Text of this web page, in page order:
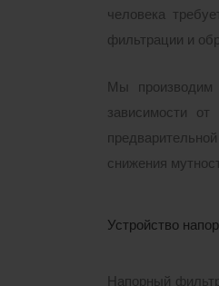
человека
фильтрации и
Мы производим
зависимости
снижения
Устройство
Напорный